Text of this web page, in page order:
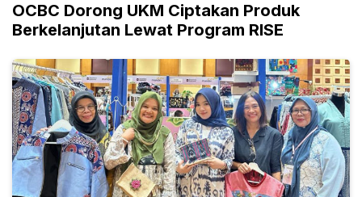
OCBC Dorong UKM Ciptakan Produk
Berkelanjutan Lewat Program RISE